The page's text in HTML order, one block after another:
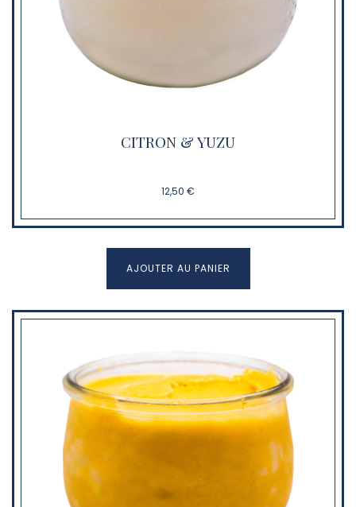
CITRON & YUZU
12,50 €
AJOUTER AU PANIER